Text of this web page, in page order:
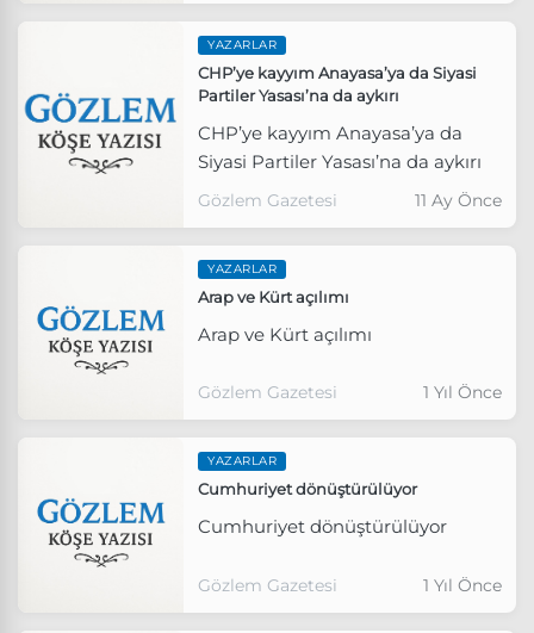
YAZARLAR
CHP’ye kayyım Anayasa’ya da Siyasi
Partiler Yasası’na da aykırı
CHP’ye kayyım Anayasa’ya da
Siyasi Partiler Yasası’na da aykırı
Gözlem Gazetesi 11 Ay Önce
YAZARLAR
Arap ve Kürt açılımı
Arap ve Kürt açılımı
Gözlem Gazetesi 1 Yıl Önce
YAZARLAR
Cumhuriyet dönüştürülüyor
Cumhuriyet dönüştürülüyor
Gözlem Gazetesi 1 Yıl Önce